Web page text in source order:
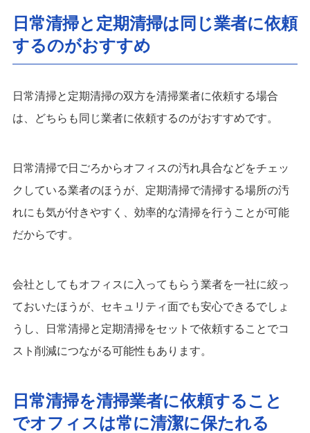
日常清掃と定期清掃は同じ業者に依頼
するのがおすすめ
日常清掃と定期清掃の双方を清掃業者に依頼する場合
は、どちらも同じ業者に依頼するのがおすすめです。
日常清掃で日ごろからオフィスの汚れ具合などをチェッ
クしている業者のほうが、定期清掃で清掃する場所の汚
れにも気が付きやすく、効率的な清掃を行うことが可能
だからです。
会社としてもオフィスに入ってもらう業者を一社に絞っ
ておいたほうが、セキュリティ面でも安心できるでしょ
うし、日常清掃と定期清掃をセットで依頼することでコ
スト削減につながる可能性もあります。
日常清掃を清掃業者に依頼すること
でオフィスは常に清潔に保たれる